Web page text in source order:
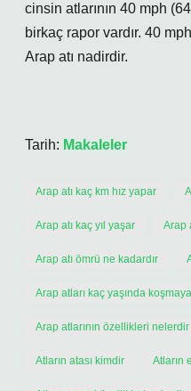
cinsin atlarının 40 mph
birkaç rapor vardır. 40
Arap atı nadirdir.
Tarih: Makaleler
Arap atı kaç km hız yapar
Arap atı kaç yıl yaşar Arap
Arap atı ömrü ne kadardır
Arap atları kaç yaşında
Arap atlarının özellikleri nelerdir
Atların atası kimdir Atların